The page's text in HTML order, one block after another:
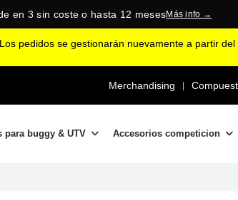
en 3 sin coste o hasta 12 mesesMás info →
pedidos se gestionarán nuevamente a partir del
Merchandising |
para buggy & UTV Accesorios competicion